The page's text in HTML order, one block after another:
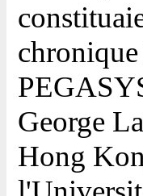
George
Hong